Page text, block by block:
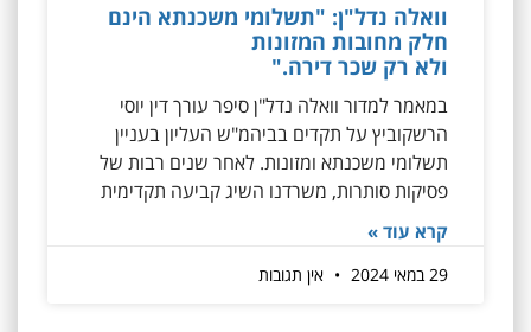
וואלה נדל"ן: "תשלומי משכנתא הינם
חלק מחובות המזונות
ולא רק שכר דירה."
במאמר למדור וואלה נדל"ן סיפר עורך דין יוסי
הרשקוביץ על תקדים בביהמ"ש העליון בעניין
תשלומי משכנתא ומזונות. לאחר שנים רבות של
פסיקות סותרות, משרדנו השיג קביעה תקדימית
קרא עוד »
29 במאי 2024 אין תגובות